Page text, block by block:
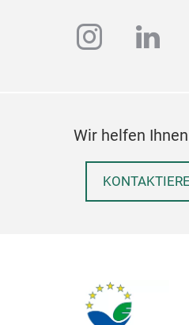
Wir helfen